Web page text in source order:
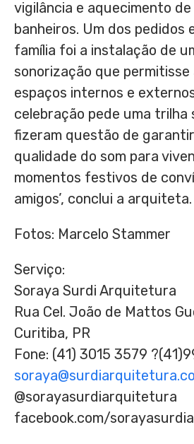
vigilância e aquecimento de
banheiros. Um dos pedidos
família foi a instalação de
sonorização que
espaços internos e
celebração pede uma trilha
fizeram questão de
qualidade do som para
momentos festivos de
amigos’, conclui a arquiteta.
Fotos: Marcelo Stammer
Serviço:
Soraya Surdi Arquitetura
Rua Cel. João de Mattos
Curitiba, PR
Fone: (41) 3015 3579
@sorayasurdiarquitetura
facebook.com/